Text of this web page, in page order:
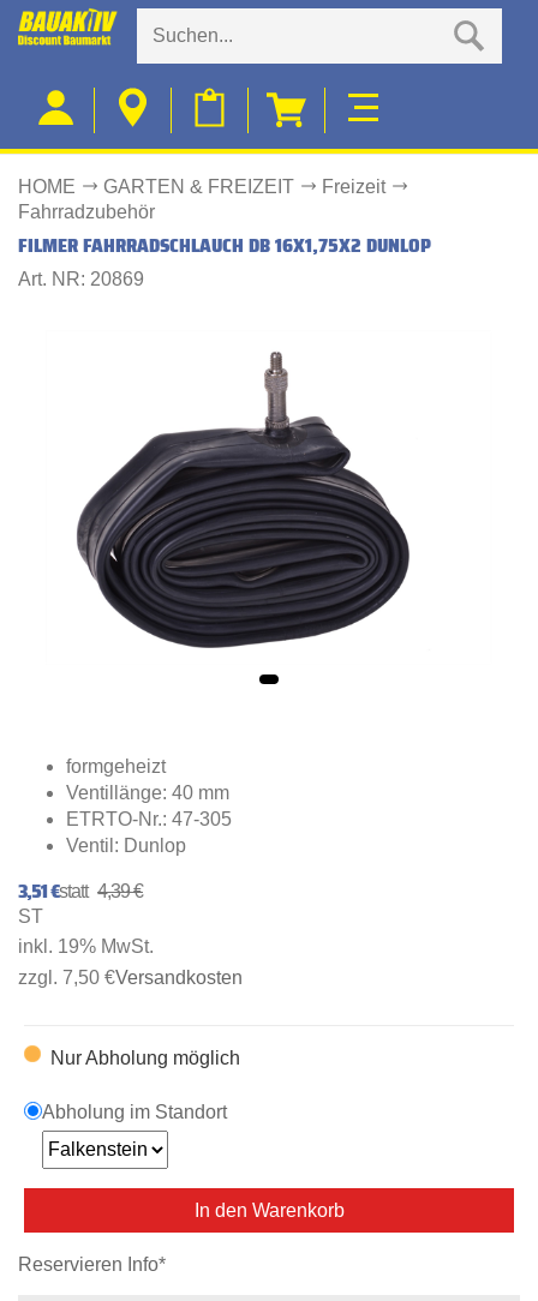
HOME GARTEN & FREIZEIT
Freizeit
Fahrradzubehör
FILMER FAHRRADSCHLAUCH DB 16X1,75X2 DUNLOP
Art. NR: 20869
formgeheizt
Ventillänge: 40 mm
ETRTO-Nr.: 47-305
Ventil: Dunlop
4,39 €
3,51 €
ST
inkl. 19% MwSt.
zzgl. 7,50 €Versandkosten
Nur Abholung möglich
Abholung im Standort
In den Warenkorb
Reservieren Info*